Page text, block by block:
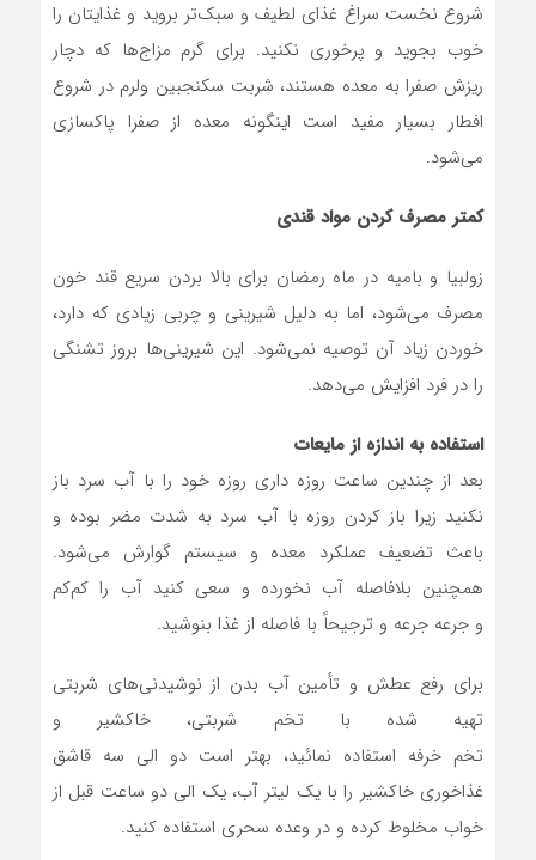
شروع نخست سراغ غذای لطیف و سبک‌تر بروید و غذایتان را
خوب بجوید و پرخوری نکنید. برای گرم مزاج‌ها که دچار
ریزش صفرا به معده هستند، شربت سکنجبین ولرم در شروع
افطار بسیار مفید است اینگونه معده از صفرا پاکسازی
می‌شود.
کمتر مصرف کردن مواد قندی
زولبیا و بامیه در ماه رمضان برای بالا بردن سریع قند خون
مصرف می‌شود، اما به دلیل شیرینی و چربی زیادی که دارد،
خوردن زیاد آن توصیه نمی‌شود. این شیرینی‌ها بروز تشنگی
را در فرد افزایش می‌دهد.
استفاده به اندازه از مایعات
بعد از چندین ساعت روزه داری روزه خود را با آب سرد باز
نکنید زیرا باز کردن روزه با آب سرد به شدت مضر بوده و
باعث تضعیف عملکرد معده و سیستم گوارش می‌شود.
همچنین بلافاصله آب نخورده و سعی کنید آب را کم‌کم
و جرعه جرعه و ترجیحاً با فاصله از غذا بنوشید.
برای رفع عطش و تأمین آب بدن از نوشیدنی‌های شربتی
تهیه شده با تخم شربتی، خاکشیر و
تخم خرفه استفاده نمائید، بهتر است دو الی سه قاشق
غذاخوری خاکشیر را با یک لیتر آب، یک الی دو ساعت قبل از
خواب مخلوط کرده و در وعده سحری استفاده کنید.